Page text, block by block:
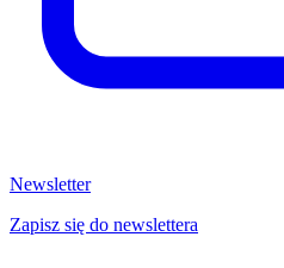
Newsletter
Zapisz się do newslettera